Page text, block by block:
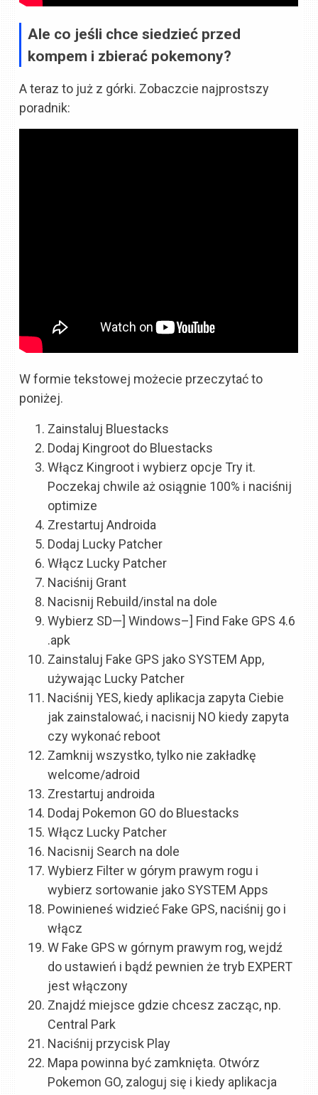
Ale co jeśli chce siedzieć przed
kompem i zbierać pokemony?
A teraz to już z górki. Zobaczcie najprostszy
poradnik:
W formie tekstowej możecie przeczytać to
poniżej.
Zainstaluj Bluestacks
Dodaj Kingroot do Bluestacks
Włącz Kingroot i wybierz opcje Try it.
Poczekaj chwile aż osiągnie 100% i naciśnij
optimize
Zrestartuj Androida
Dodaj Lucky Patcher
Włącz Lucky Patcher
Naciśnij Grant
Nacisnij Rebuild/instal na dole
Wybierz SD—] Windows–] Find Fake GPS 4.6
.apk
Zainstaluj Fake GPS jako SYSTEM App,
używając Lucky Patcher
Naciśnij YES, kiedy aplikacja zapyta Ciebie
jak zainstalować, i nacisnij NO kiedy zapyta
czy wykonać reboot
Zamknij wszystko, tylko nie zakładkę
welcome/adroid
Zrestartuj androida
Dodaj Pokemon GO do Bluestacks
Włącz Lucky Patcher
Nacisnij Search na dole
Wybierz Filter w górym prawym rogu i
wybierz sortowanie jako SYSTEM Apps
Powinieneś widzieć Fake GPS, naciśnij go i
włącz
W Fake GPS w górnym prawym rog, wejdź
do ustawień i bądź pewnien że tryb EXPERT
jest włączony
Znajdź miejsce gdzie chcesz zacząc, np.
Central Park
Naciśnij przycisk Play
Mapa powinna być zamknięta. Otwórz
Pokemon GO, zaloguj się i kiedy aplikacja